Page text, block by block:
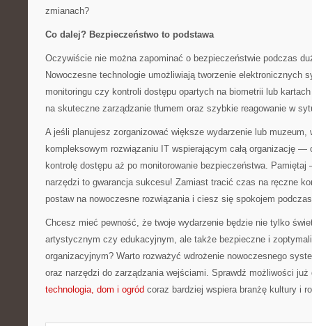
zmianach?
Co dalej? Bezpieczeństwo to podstawa
Oczywiście nie można zapominać o bezpieczeństwie podczas
Nowoczesne technologie umożliwiają tworzenie elektronicznych
monitoringu czy kontroli dostępu opartych na biometrii lub
na skuteczne zarządzanie tłumem oraz szybkie reagowanie w
A jeśli planujesz zorganizować większe wydarzenie lub muzeum,
kompleksowym rozwiązaniu IT wspierającym całą organizację —
kontrolę dostępu aż po monitorowanie bezpieczeństwa. Pamiętaj
narzędzi to gwarancja sukcesu! Zamiast tracić czas na ręczne
postaw na nowoczesne rozwiązania i ciesz się spokojem
Chcesz mieć pewność, że twoje wydarzenie będzie nie tylko
artystycznym czy edukacyjnym, ale także bezpieczne i
organizacyjnym? Warto rozważyć wdrożenie nowoczesnego
oraz narzędzi do zarządzania wejściami. Sprawdź możliwości
technologia, dom i ogród coraz bardziej wspiera branżę kultury i